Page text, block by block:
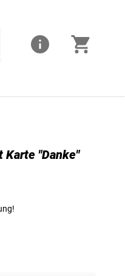
"Herz" mit Karte "Danke"
Karte "Danke"